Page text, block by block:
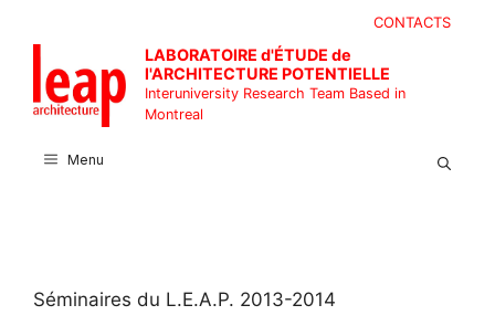
content
CONTACTS
LABORATOIRE d'ÉTUDE de
l'ARCHITECTURE POTENTIELLE
Interuniversity Research Team Based in
Montreal
Menu
Séminaires du L.E.A.P. 2013-2014